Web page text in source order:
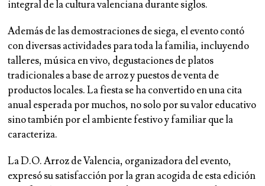
integral de la cultura valenciana durante siglos.
Además de las demostraciones de siega, el evento contó
con diversas actividades para toda la familia, incluyendo
talleres, música en vivo, degustaciones de platos
tradicionales a base de arroz y puestos de venta de
productos locales. La fiesta se ha convertido en una cita
anual esperada por muchos, no solo por su valor educativo
sino también por el ambiente festivo y familiar que la
caracteriza.
La D.O. Arroz de Valencia, organizadora del evento,
expresó su satisfacción por la gran acogida de esta edición